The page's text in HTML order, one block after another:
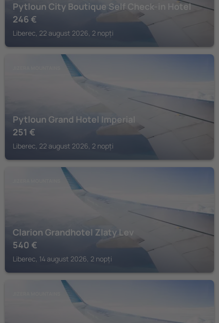
Pytloun City Boutique Self Check-in Hotel
246 €
Liberec, 22 august 2026, 2 nopți
Pytloun Grand Hotel Imperial
251 €
Liberec, 22 august 2026, 2 nopți
Clarion Grandhotel Zlaty Lev
540 €
Liberec, 14 august 2026, 2 nopți